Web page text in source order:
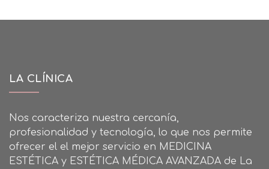
LA CLÍNICA
Nos caracteriza nuestra cercanía,
profesionalidad y tecnología, lo que nos permite
ofrecer el el mejor servicio en MEDICINA
ESTÉTICA y ESTÉTICA MÉDICA AVANZADA de La